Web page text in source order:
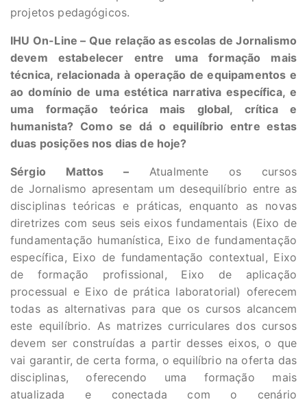
projetos pedagógicos.
IHU On-Line – Que relação as escolas de Jornalismo
devem estabelecer entre uma formação mais
técnica, relacionada à operação de equipamentos e
ao domínio de uma estética narrativa específica, e
uma formação teórica mais global, crítica e
humanista? Como se dá o equilíbrio entre estas
duas posições nos dias de hoje?
Sérgio Mattos – Atualmente os cursos
de Jornalismo apresentam um desequilíbrio entre as
disciplinas teóricas e práticas, enquanto as novas
diretrizes com seus seis eixos fundamentais (Eixo de
fundamentação humanística, Eixo de fundamentação
específica, Eixo de fundamentação contextual, Eixo
de formação profissional, Eixo de aplicação
processual e Eixo de prática laboratorial) oferecem
todas as alternativas para que os cursos alcancem
este equilíbrio. As matrizes curriculares dos cursos
devem ser construídas a partir desses eixos, o que
vai garantir, de certa forma, o equilíbrio na oferta das
disciplinas, oferecendo uma formação mais
atualizada e conectada com o cenário